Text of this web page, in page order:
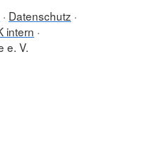
Datenschutz
intern
e. V.